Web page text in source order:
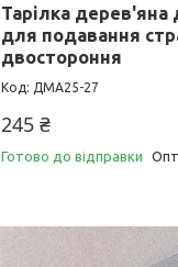
Тарілка
для подавання
двостороння
ДМА25-27
245 ₴
Готово до відправки